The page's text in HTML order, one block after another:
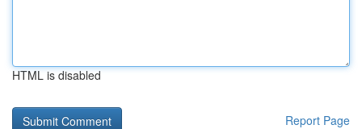
HTML is disabled
Report Page